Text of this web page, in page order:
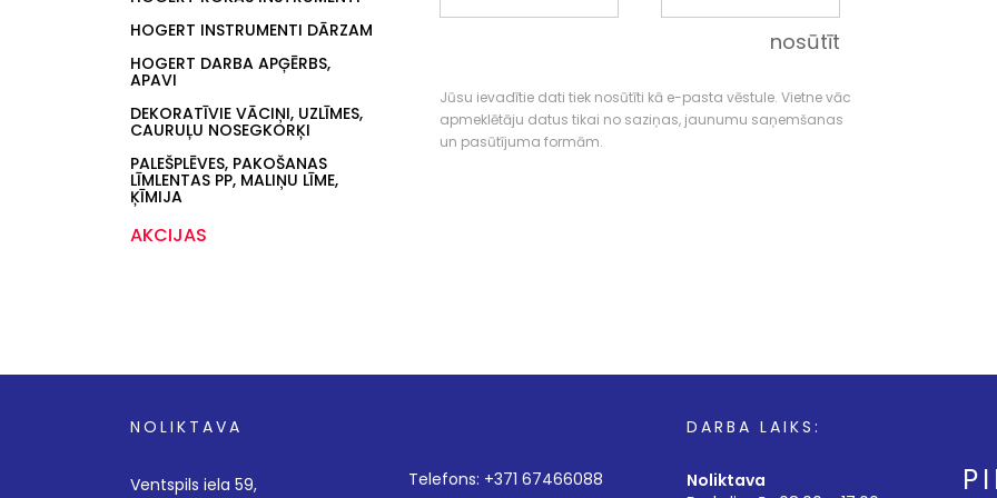
HOGERT INSTRUMENTI DĀRZAM
HOGERT DARBA APĢĒRBS,
APAVI
DEKORATĪVIE VĀCIŅI, UZLĪMES,
CAURUĻU NOSEGKORĶI
PALEŠPLĒVES, PAKOŠANAS
LĪMLENTAS PP, MALIŅU LĪME,
ĶĪMIJA
AKCIJAS
nosūtīt
Jūsu ievadītie dati tiek nosūtīti kā e-pasta vēstule. Vietne vāc
apmeklētāju datus tikai no saziņas, jaunumu saņemšanas
un pasūtījuma formām.
NOLIKTAVA
Ventspils iela 59,
Telefons: +371 67466088
DARBA LAIKS:
Noliktava